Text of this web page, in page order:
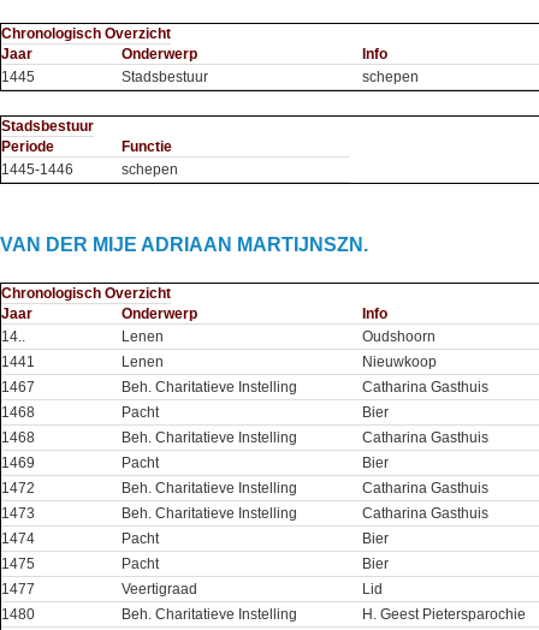
Chronologisch Overzicht
Jaar
Onderwerp
Info
1445
Stadsbestuur schepen
Stadsbestuur
Periode
Functie
1445-1446
schepen
VAN DER MIJE ADRIAAN MARTIJNSZN.
Chronologisch Overzicht
Jaar
Onderwerp
Info
14..
Lenen
Oudshoorn
1441
Lenen
Nieuwkoop
1467
Beh. Charitatieve Instelling
Catharina Gasthuis
1468
Pacht
Bier
1468
Beh. Charitatieve Instelling
Catharina Gasthuis
1469
Pacht
Bier
1472
Beh. Charitatieve Instelling
Catharina Gasthuis
1473
Beh. Charitatieve Instelling
Catharina Gasthuis
1474
Pacht
Bier
1475
Pacht
Bier
1477
Veertigraad
Lid
1480
Beh. Charitatieve Instelling
H. Geest Pietersparochie